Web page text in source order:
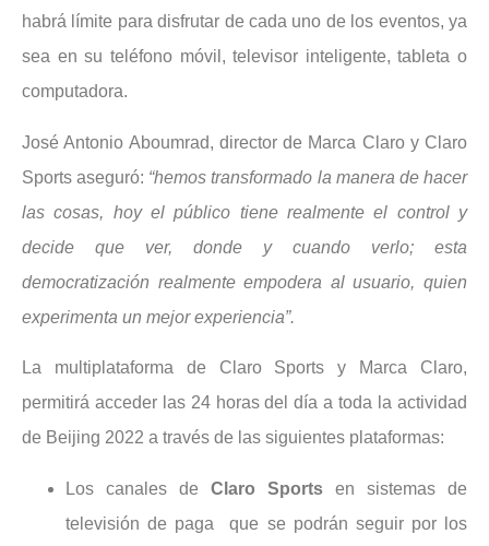
habrá límite para disfrutar de cada uno de los eventos, ya
sea en su teléfono móvil, televisor inteligente, tableta o
computadora.
José Antonio Aboumrad, director de Marca Claro y Claro
Sports aseguró: “hemos transformado la manera de hacer
las cosas, hoy el público tiene realmente el control y
decide que ver, donde y cuando verlo; esta
democratización realmente empodera al usuario, quien
experimenta un mejor experiencia”.
La multiplataforma de Claro Sports y Marca Claro,
permitirá acceder las 24 horas del día a toda la actividad
de Beijing 2022 a través de las siguientes plataformas:
Los canales de Claro Sports en sistemas de
televisión de paga que se podrán seguir por los